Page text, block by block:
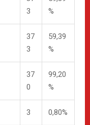
3
%
37
3
59,39
%
37
0
99,20
%
3 0,80%